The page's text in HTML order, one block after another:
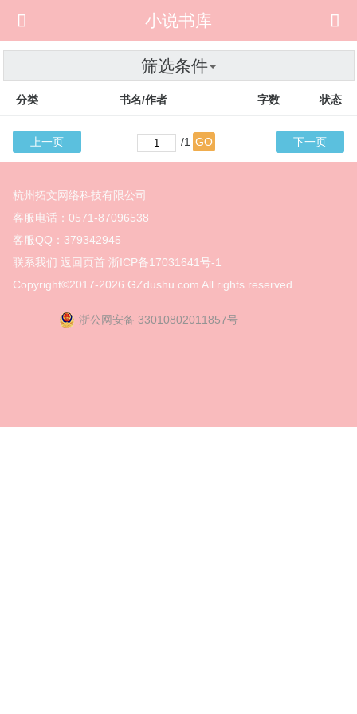
 
小说书库
筛选条件
分类 书名/作者 字数 状态
上一页 /1 GO 下一页
杭州拓文网络科技有限公司
客服电话：0571-87096538
客服QQ：379342945
联系我们 返回页首 浙ICP备17031641号-1
Copyright©2017-2026 GZdushu.com All rights reserved.
浙公网安备 33010802011857号